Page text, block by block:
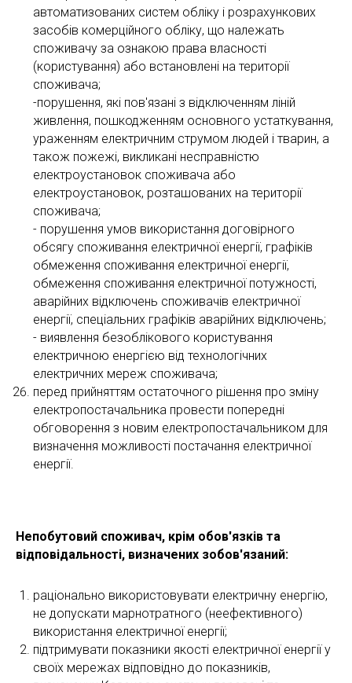
автоматизованих систем обліку і розрахункових
засобів комерційного обліку, що належать
споживачу за ознакою права власності
(користування) або встановлені на території
споживача;
-порушення, які пов'язані з відключенням ліній
живлення, пошкодженням основного устаткування,
ураженням електричним струмом людей і тварин, а
також пожежі, викликані несправністю
електроустановок споживача або
електроустановок, розташованих на території
споживача;
- порушення умов використання договірного
обсягу споживання електричної енергії, графіків
обмеження споживання електричної енергії,
обмеження споживання електричної потужності,
аварійних відключень споживачів електричної
енергії, спеціальних графіків аварійних відключень;
- виявлення безоблікового користування
електричною енергією від технологічних
електричних мереж споживача;
перед прийняттям остаточного рішення про зміну
електропостачальника провести попередні
обговорення з новим електропостачальником для
визначення можливості постачання електричної
енергії.
Непобутовий споживач, крім обов'язків та
відповідальності, визначених зобов'язаний:
раціонально використовувати електричну енергію,
не допускати марнотратного (неефективного)
використання електричної енергії;
підтримувати показники якості електричної енергії у
своїх мережах відповідно до показників,